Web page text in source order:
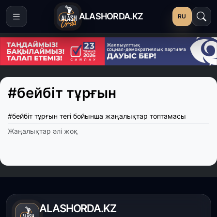
ALASHORDA.KZ RU
#бейбіт тұрғын
#бейбіт тұрғын тегі бойынша жаңалықтар топтамасы
Жаңалықтар әлі жоқ
ALASHORDA.KZ